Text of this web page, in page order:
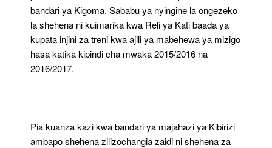
bandari ya Kigoma. Sababu ya nyingine la ongezeko
la shehena ni kuimarika kwa Reli ya Kati baada ya
kupata injini za treni kwa ajili ya mabehewa ya mizigo
hasa katika kipindi cha mwaka 2015/2016 na
2016/2017.
Pia kuanza kazi kwa bandari ya majahazi ya Kibirizi
ambapo shehena zilizochangia zaidi ni shehena za